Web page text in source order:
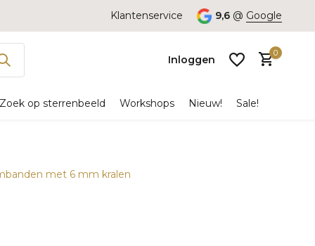
Klantenservice 9,6 @ Google
Inloggen
0
Zoek op sterrenbeeld Workshops Nieuw! Sale!
met 6 mm kralen